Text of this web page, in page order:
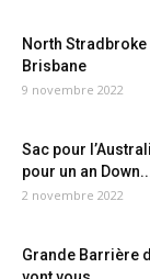
North
Brisbane
9 novembre 2022
Sac pour
pour un an
2 novembre 2022
Grande Barrière